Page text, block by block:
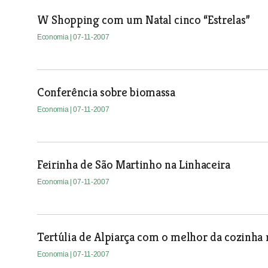
W Shopping com um Natal cinco “Estrelas”
Economia | 07-11-2007
Conferência sobre biomassa
Economia | 07-11-2007
Feirinha de São Martinho na Linhaceira
Economia | 07-11-2007
Tertúlia de Alpiarça com o melhor da cozinha
Economia | 07-11-2007